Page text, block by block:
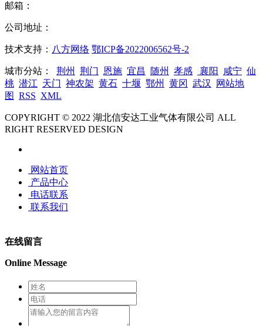
邮箱：
公司地址：
技术支持： 八方网络 鄂ICP备2022006562号-2
城市分站： 荆州 荆门 恩施 宜昌 随州 孝感 襄阳 咸宁 仙
桃 潜江 天门 神农架 黄石 十堰 鄂州 黄冈 武汉
网站地
图 RSS XML
COPYRIGHT © 2022 湖北信安达工业气体有限公司 ALL
RIGHT RESERVED DESIGN
网站首页
产品中心
电话联系
联系我们
在线留言
Online Message